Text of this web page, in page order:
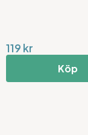
119 kr
Köp